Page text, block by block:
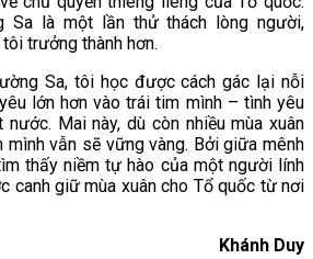
Sa là một lần thử thách lòng người,
trưởng thành hơn.
Sa, tôi học được cách gác lại nỗi
lớn hơn vào trái tim mình – tình yêu
Mai này, dù còn nhiều mùa xuân
mình vẫn sẽ vững vàng. Bởi giữa mênh
thấy niềm tự hào của một người lính
canh giữ mùa xuân cho Tổ quốc từ nơi
Khánh Duy